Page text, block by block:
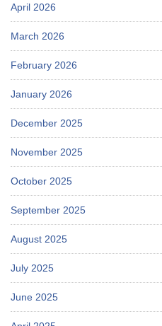
April 2026
March 2026
February 2026
January 2026
December 2025
November 2025
October 2025
September 2025
August 2025
July 2025
June 2025